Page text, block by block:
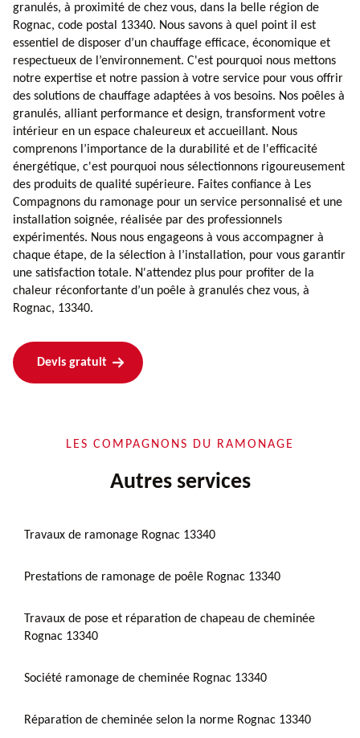
granulés, à proximité de chez vous, dans la belle région de
Rognac, code postal 13340. Nous savons à quel point il est
essentiel de disposer d’un chauffage efficace, économique et
respectueux de l’environnement. C'est pourquoi nous mettons
notre expertise et notre passion à votre service pour vous offrir
des solutions de chauffage adaptées à vos besoins. Nos poêles à
granulés, alliant performance et design, transforment votre
intérieur en un espace chaleureux et accueillant. Nous
comprenons l’importance de la durabilité et de l'efficacité
énergétique, c'est pourquoi nous sélectionnons rigoureusement
des produits de qualité supérieure. Faites confiance à Les
Compagnons du ramonage pour un service personnalisé et une
installation soignée, réalisée par des professionnels
expérimentés. Nous nous engageons à vous accompagner à
chaque étape, de la sélection à l’installation, pour vous garantir
une satisfaction totale. N'attendez plus pour profiter de la
chaleur réconfortante d’un poêle à granulés chez vous, à
Rognac, 13340.
Devis gratuit
LES COMPAGNONS DU RAMONAGE
Autres services
Travaux de ramonage Rognac 13340
Prestations de ramonage de poêle Rognac 13340
Travaux de pose et réparation de chapeau de cheminée
Rognac 13340
Société ramonage de cheminée Rognac 13340
Réparation de cheminée selon la norme Rognac 13340